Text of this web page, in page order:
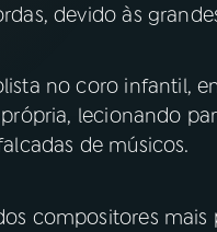
devido às
no coro infantil,
lecionando
de músicos.
compositores